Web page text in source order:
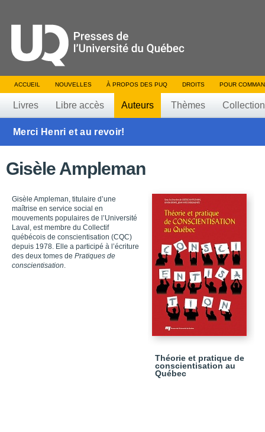
ACCUEIL NOUVELLES À PROPOS DES PUQ DROITS POUR
Livres Libre accès Auteurs Thèmes
Merci Henri et au revoir!
Gisèle Ampleman
Gisèle Ampleman, titulaire d’une
maîtrise en service social en
mouvements populaires de l’Université
Laval, est membre du Collectif
québécois de conscientisation (CQC)
depuis 1978. Elle a participé à l’écriture
des deux tomes de Pratiques de
conscientisation.
Théorie et pratique de
conscientisation au
Québec